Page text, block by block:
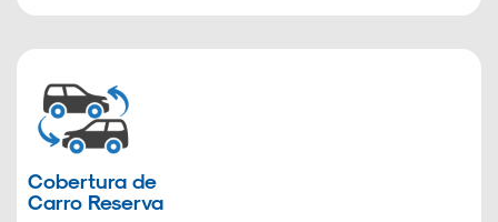
Cobertura de
Carro Reserva